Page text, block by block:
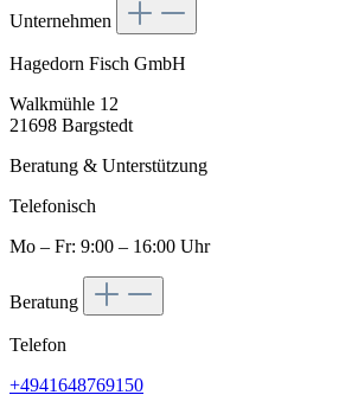
Unternehmen
Hagedorn Fisch GmbH
Walkmühle 12
21698 Bargstedt
Beratung & Unterstützung
Telefonisch
Mo – Fr: 9:00 – 16:00 Uhr
Beratung
Telefon
+4941648769150